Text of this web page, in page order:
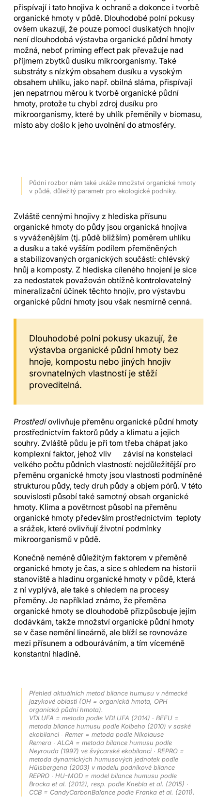
přispívají i tato hnojiva k ochraně a dokonce i tvorbě
organické hmoty v půdě. Dlouhodobé polní pokusy
ovšem ukazují, že pouze pomocí dusíkatých hnojiv
není dlouhodobá výstavba organické půdní hmoty
možná, neboť priming effect pak převažuje nad
příjmem zbytků dusíku mikroorganismy. Také
substráty s nízkým obsahem dusíku a vysokým
obsahem uhlíku, jako např. obilná sláma, přispívají
jen nepatrnou měrou k tvorbě organické půdní
hmoty, protože tu chybí zdroj dusíku pro
mikroorganismy, které by uhlík přeměnily v biomasu,
místo aby došlo k jeho uvolnění do atmosféry.
Půdní rozbor nám také ukáže množství organické hmoty
v půdě, důležitý parametr pro ekologické podniky.
Zvláště cennými hnojivy z hlediska přísunu
organické hmoty do půdy jsou organická hnojiva
s vyváženějším (tj. půdě bližším) poměrem uhlíku
a dusíku a také vyšším podílem přeměněných
a stabilizovaných organických součástí: chlévský
hnůj a komposty. Z hlediska cíleného hnojení je sice
za nedostatek považován obtížně kontrolovatelný
mineralizační účinek těchto hnojiv, pro výstavbu
organické půdní hmoty jsou však nesmírně cenná.
Dlouhodobé polní pokusy ukazují, že
výstavba organické půdní hmoty bez
hnoje, kompostu nebo jiných hnojiv
srovnatelných vlastností je stěží
proveditelná.
Prostředíovlivňuje přeměnu organické půdní hmoty
prostřednictvím faktorů půdy a klimatu a jejich
souhry. Zvláště půdu je při tom třeba chápat jako
komplexní faktor, jehož vliv závisí na konstelaci
velkého počtu půdních vlastností: nejdůležitější pro
přeměnu organické hmoty jsou vlastnosti podmíněné
strukturou půdy, tedy druh půdy a objem pórů. V této
souvislosti působí také samotný obsah organické
hmoty. Klima a povětrnost působí na přeměnu
organické hmoty především prostřednictvím teploty
a srážek, které ovlivňují životní podmínky
mikroorganismů v půdě.
Konečně neméně důležitým faktorem v přeměně
organické hmoty je čas, a sice s ohledem na historii
stanoviště a hladinu organické hmoty v půdě, která
z ní vyplývá, ale také s ohledem na procesy
přeměny. Je například známo, že přeměna
organické hmoty se dlouhodobě přizpůsobuje jejím
dodávkám, takže množství organické půdní hmoty
se v čase nemění lineárně, ale blíží se rovnováze
mezi přísunem a odbouráváním, a tím víceméně
konstantní hladině.
Přehled aktuálních metod bilance humusu v německé
jazykové oblasti (OH = organická hmota, OPH
organická půdní hmota).
VDLUFA = metoda podle VDLUFA (2014) ∙ BEFU =
metoda bilance humusu podle Kolbeho (2010) v saské
ekobilanci ∙ Remer = metoda podle Nikolause
Remera ∙ ALCA = metoda bilance humusu podle
Neyrouda (1997) ve švýcarské ekobilanci ∙ REPRO =
metoda dynamických humusových jednotek podle
Hülsbergena (2003) v modelu podnikové bilance
REPRO ∙ HU-MOD = model bilance humusu podle
Brocka et al. (2012), resp. podle Knebla et al. (2015) ∙
CCB = CandyCarbonBalance podle Franka et al. (2011).